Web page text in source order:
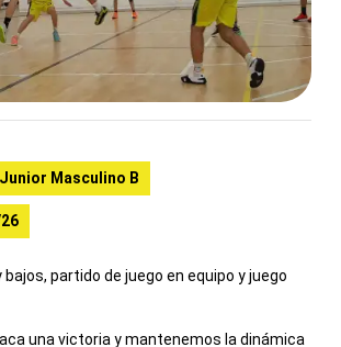
Junior Masculino B
partido de juego en equipo y juego
una victoria y mantenemos la dinámica